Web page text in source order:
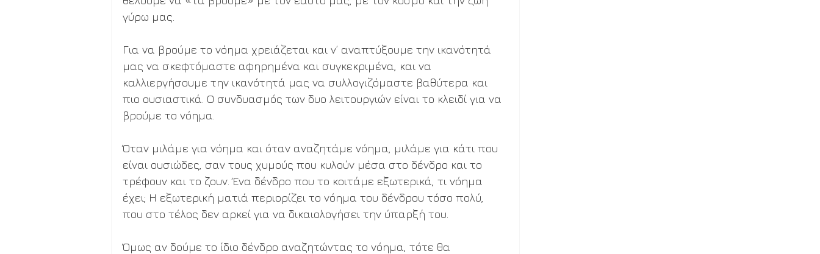
γύρω μας.
Για να βρούμε το νόημα χρειάζεται και ν’ αναπτύξουμε την ικανότητά
μας να σκεφτόμαστε αφηρημένα και συγκεκριμένα, και να
καλλιεργήσουμε την ικανότητά μας να συλλογιζόμαστε βαθύτερα και
πιο ουσιαστικά. Ο συνδυασμός των δυο λειτουργιών είναι το κλειδί για να
βρούμε το νόημα.
Όταν μιλάμε για νόημα και όταν αναζητάμε νόημα, μιλάμε για κάτι που
είναι ουσιώδες, σαν τους χυμούς που κυλούν μέσα στο δένδρο και το
τρέφουν και το ζουν. Ένα δένδρο που το κοιτάμε εξωτερικά, τι νόημα
έχει; Η εξωτερική ματιά περιορίζει το νόημα του δένδρου τόσο πολύ,
που στο τέλος δεν αρκεί για να δικαιολογήσει την ύπαρξή του.
Όμως αν δούμε το ίδιο δένδρο αναζητώντας το νόημα, τότε θα